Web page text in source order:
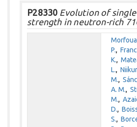
P28330 Evolution of
strength in neutron-rich
P.,
K.,
L.,
M.,
A. M.,
M.,
D.,
S.,